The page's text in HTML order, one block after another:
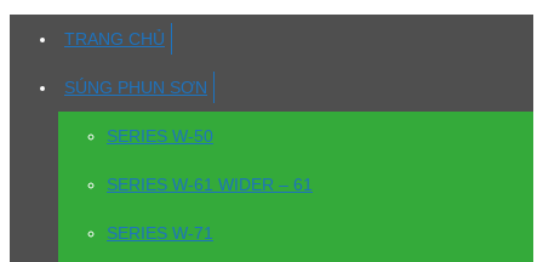
TRANG CHỦ
SÚNG PHUN SƠN
SERIES W-50
SERIES W-61 WIDER – 61
SERIES W-71